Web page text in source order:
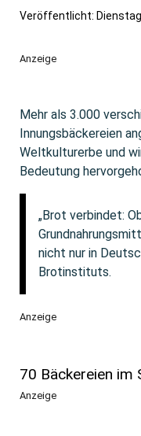
Veröffentlicht:
Anzeige
Mehr als 3.000
Innungsbäckereien
Weltkulturerbe und
Bedeutung
„Brot verbindet:
nicht nur in
Brotinstituts.
Anzeige
70 Bäckereien im
Anzeige